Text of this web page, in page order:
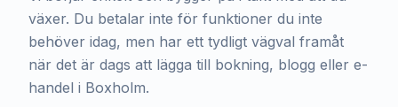
växer. Du betalar inte för funktioner du inte
behöver idag, men har ett tydligt vägval framåt
när det är dags att lägga till bokning, blogg eller e-
handel i Boxholm.